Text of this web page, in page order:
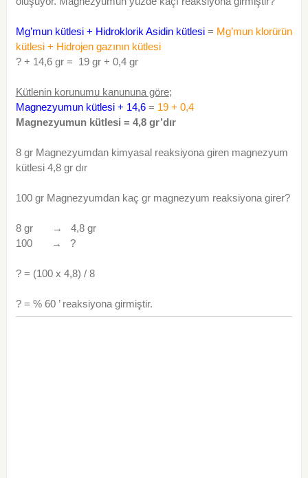
Mg’mun kütlesi + Hidroklorik Asidin kütlesi= Mg’mun klorürün
kütlesi + Hidrojen gazının kütlesi
? + 14,6 gr = 19 gr + 0,4 gr
Kütlenin korunumu kanununa göre;
Magnezyumun kütlesi + 14,6= 19 + 0,4
Magnezyumun kütlesi = 4,8 gr’dır
8 gr Magnezyumdan kimyasal reaksiyona giren magnezyum
kütlesi 4,8 gr dır
100 gr Magnezyumdan kaç gr magnezyum reaksiyona girer?
8 gr → 4,8 gr
100 → ?
? = (100 x 4,8) / 8
? = % 60 ’ reaksiyona girmiştir.